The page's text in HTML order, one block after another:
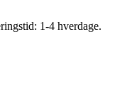
1-4 hverdage.